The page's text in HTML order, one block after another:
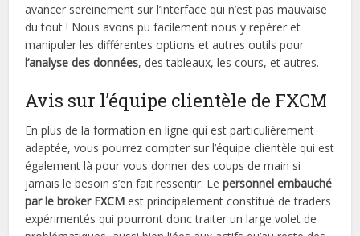
avancer sereinement sur l’interface qui n’est pas mauvaise
du tout ! Nous avons pu facilement nous y repérer et
manipuler les différentes options et autres outils pour
l’analyse des données, des tableaux, les cours, et autres.
Avis sur l’équipe clientèle de FXCM
En plus de la formation en ligne qui est particulièrement
adaptée, vous pourrez compter sur l’équipe clientèle qui est
également là pour vous donner des coups de main si
jamais le besoin s’en fait ressentir. Lepersonnel embauché
par le broker FXCM est principalement constitué de traders
expérimentés qui pourront donc traiter un large volet de